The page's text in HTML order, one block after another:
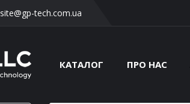
site@gp-tech.com.ua
КАТАЛОГ ПРО НАС